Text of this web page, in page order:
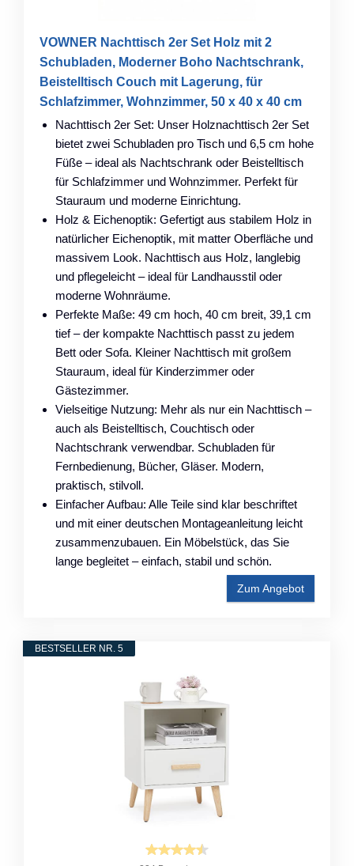
VOWNER Nachttisch 2er Set Holz mit 2
Schubladen, Moderner Boho Nachtschrank,
Beistelltisch Couch mit Lagerung, für
Schlafzimmer, Wohnzimmer, 50 x 40 x 40 cm
Nachttisch 2er Set: Unser Holznachttisch 2er Set
bietet zwei Schubladen pro Tisch und 6,5 cm hohe
Füße – ideal als Nachtschrank oder Beistelltisch
für Schlafzimmer und Wohnzimmer. Perfekt für
Stauraum und moderne Einrichtung.
Holz & Eichenoptik: Gefertigt aus stabilem Holz in
natürlicher Eichenoptik, mit matter Oberfläche und
massivem Look. Nachttisch aus Holz, langlebig
und pflegeleicht – ideal für Landhausstil oder
moderne Wohnräume.
Perfekte Maße: 49 cm hoch, 40 cm breit, 39,1 cm
tief – der kompakte Nachttisch passt zu jedem
Bett oder Sofa. Kleiner Nachttisch mit großem
Stauraum, ideal für Kinderzimmer oder
Gästezimmer.
Vielseitige Nutzung: Mehr als nur ein Nachttisch –
auch als Beistelltisch, Couchtisch oder
Nachtschrank verwendbar. Schubladen für
Fernbedienung, Bücher, Gläser. Modern,
praktisch, stilvoll.
Einfacher Aufbau: Alle Teile sind klar beschriftet
und mit einer deutschen Montageanleitung leicht
zusammenzubauen. Ein Möbelstück, das Sie
lange begleitet – einfach, stabil und schön.
Zum Angebot
BESTSELLER NR. 5